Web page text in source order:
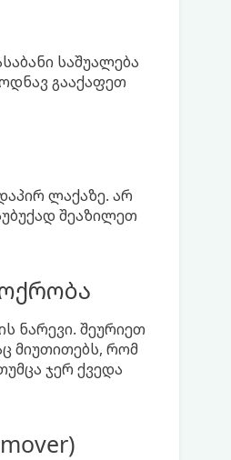
საშუალება
გააქაფეთ
ლაქაზე. არ
შეაზილეთ
ნარევი. შეურიეთ
მიუთითებს, რომ
ჯერ ქვედა